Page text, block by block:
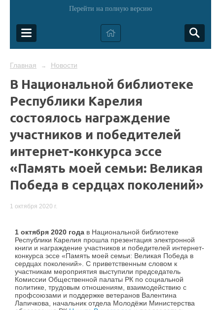
Перейти на полную версию
Главная → Новости
В Национальной библиотеке
Республики Карелия
состоялось награждение
участников и победителей
интернет-конкурса эссе
«Память моей семьи: Великая
Победа в сердцах поколений»
1 октября 2020 г.
1 октября 2020 года в Национальной библиотеке
Республики Карелия прошла презентация электронной
книги и награждение участников и победителей интернет-
конкурса эссе «Память моей семьи: Великая Победа в
сердцах поколений». С приветственным словом к
участникам мероприятия выступили председатель
Комиссии Общественной палаты РК по социальной
политике, трудовым отношениям, взаимодействию с
профсоюзами и поддержке ветеранов Валентина
Лапичкова, начальник отдела Молодёжи Министерства